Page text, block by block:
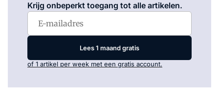
Krijg onbeperkt toegang tot alle artikelen.
Lees 1 maand gratis
of 1 artikel per week met een gratis account.